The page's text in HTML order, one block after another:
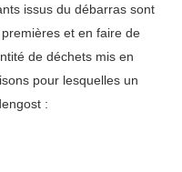
issus du débarras sont
et en faire de
de déchets mis en
pour lesquelles un
: